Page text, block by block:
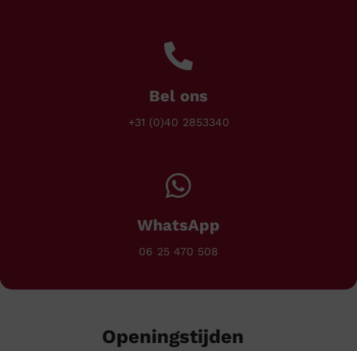
Bel ons
+31 (0)40 2853340
WhatsApp
06 25 470 508
Openingstijden